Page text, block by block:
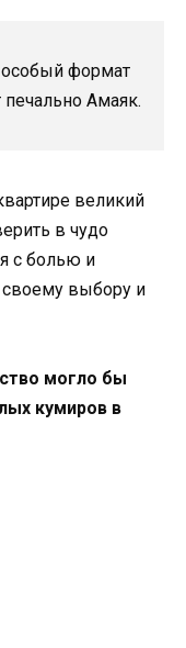
формат
Амаяк.
великий
в чудо
с болью и
выбору и
могло бы
кумиров в